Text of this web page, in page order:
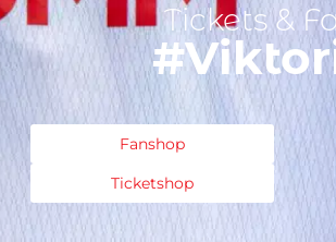
Tickets &
Fanshop
Ticketshop